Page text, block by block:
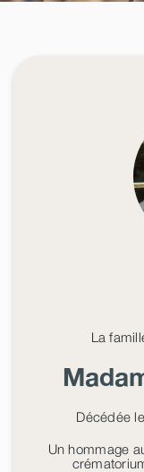
La
Décédée
Un hommage